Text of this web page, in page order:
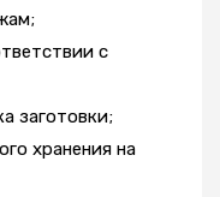
с
заготовки;
хранения на